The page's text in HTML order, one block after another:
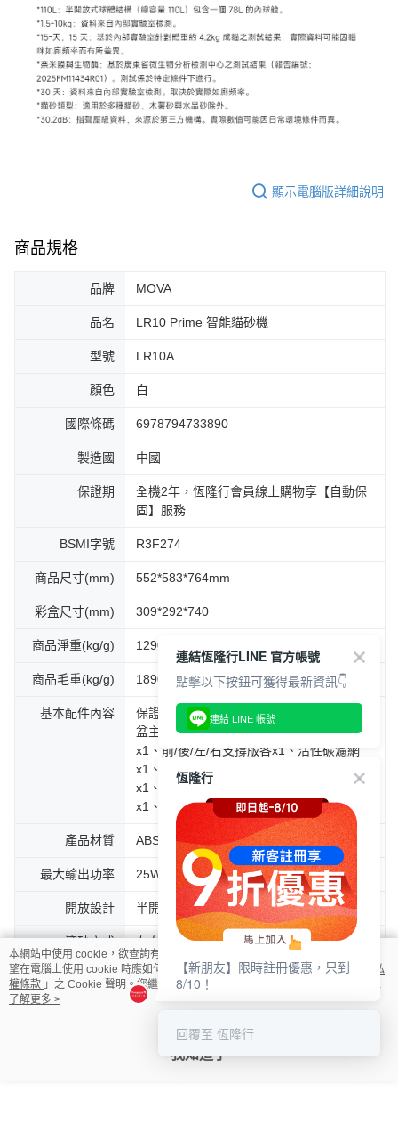
顯示電腦版詳細說明
商品規格
品牌 MOVA
品名 LR10 Prime 智能貓砂機
型號 LR10A
顏色 白
國際條碼 6978794733890
製造國 中國
保證期
全機2年，恆隆行會員線上購物享【自動保
固】服務
BSMI字號 R3F274
商品尺寸(mm) 552*583*764mm
彩盒尺寸(mm) 309*292*740
商品淨重(kg/g) 12900 g
商品毛重(kg/g) 18900 g
基本配件內容
保證書-■有 □無 / 中文說明書-■有 □無 貓砂
盆主機x1、球倉(含三防墊)x1、輔助踏板
x1、前/後/左/右支撐版各x1、活性碳濾網
x1、集便袋x1 (12入)、濾砂網x1、集便倉
x1、電源供應線x1、集便艙蓋x1、落砂墊
x1、檔砂片x1、除臭液x1
產品材質 ABS，PP，PC
最大輸出功率 25W
開放設計 半開放式
滾砂方式 左右
便盆容量 11L
建議貓砂量
膨潤土貓砂、礦砂、豆腐砂或混合砂
本網站中使用 cookie，欲查詢有關本網站使用 cookie 方式之詳情，及若您不希
望在電腦上使用 cookie 時應如何變更電腦的 cookie 設定，請參閱本網站「
隱私
權條款 」之 Cookie 聲明。您繼續使用本網站即表示您同意本公司得按本網站使
用條款之 Cookie 聲明使用 cookie。
了解更多 >
我知道了
連結恆隆行LINE 官方帳號
點擊以下按鈕可獲得最新資訊👇
連結 LINE 帳號
恆隆行
【新朋友】限時註冊優惠，只到
8/10！
回覆至 恆隆行